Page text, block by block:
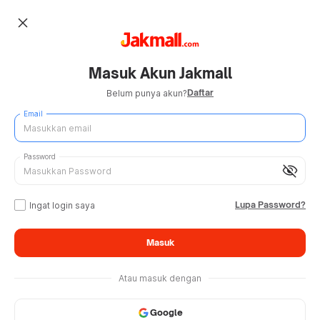
close
Masuk Akun Jakmall
Belum punya akun?Daftar
Email
visibility_off
Password
Ingat login saya Lupa Password?
Masuk
Atau masuk dengan
Google